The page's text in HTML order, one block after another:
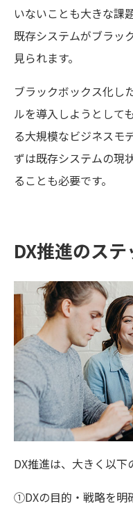
いないことも大きな課
既存システムがブラッ
見られます。
ブラックボックス化し
ルを導入しようとして
る大規模なビジネスモ
ずは既存システムの現
ることも必要です。
DX推進のステ
DX推進は、大きく以下
①DXの目的・戦略を明